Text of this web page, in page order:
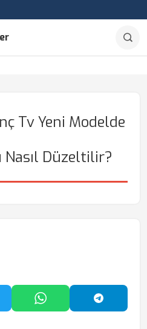
Tv Yeni Modelde
Nasıl Düzeltilir?
Paylaş
WhatsApp'ta Paylaş